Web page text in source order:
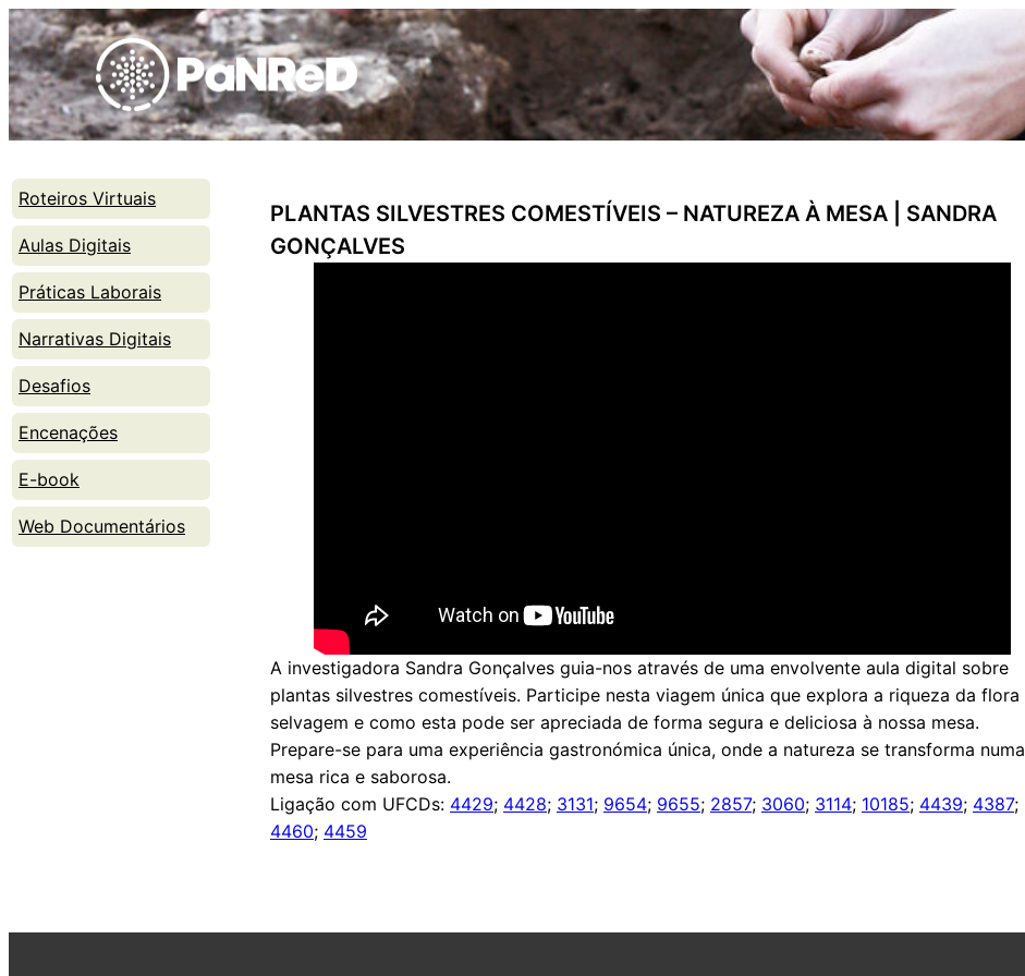
Skip
to
content
Roteiros Virtuais
Aulas Digitais
Práticas Laborais
Narrativas Digitais
Desafios
Encenações
E-book
Web Documentários
PLANTAS SILVESTRES COMESTÍVEIS – NATUREZA À MESA | SANDRA
GONÇALVES
A investigadora Sandra Gonçalves guia-nos através de uma envolvente aula digital sobre
plantas silvestres comestíveis. Participe nesta viagem única que explora a riqueza da flora
selvagem e como esta pode ser apreciada de forma segura e deliciosa à nossa mesa.
Prepare-se para uma experiência gastronómica única, onde a natureza se transforma numa
mesa rica e saborosa.
Ligação com UFCDs: 4429; 4428; 3131; 9654; 9655; 2857; 3060; 3114; 10185; 4439; 4387;
4460; 4459